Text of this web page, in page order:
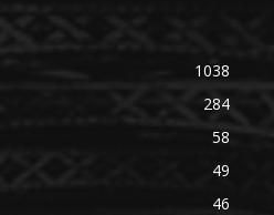
1038
284
58
49
46